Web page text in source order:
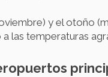
y el otoño
las temperaturas